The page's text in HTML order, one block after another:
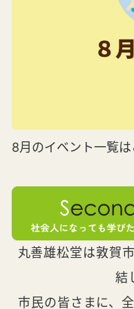
8月のイベント一覧は
丸善雄松堂は敦賀
結
市民の皆さまに、